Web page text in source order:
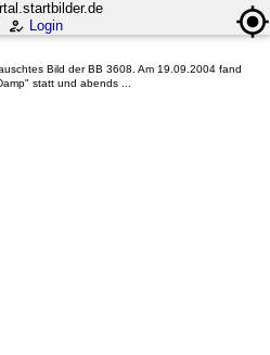
Login
Bild der BB 3608. Am 19.09.2004 fand
statt und abends ...